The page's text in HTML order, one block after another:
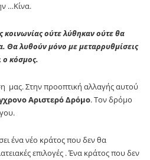
…Κίνα.
κοινωνίας ούτε λύθηκαν ούτε θα
Θα λυθούν μόνο με μεταρρυθμίσεις
ο κόσμος.
μας. Στην προοπτική αλλαγής αυτού
Αριστερό Δρόμο. Τον δρόμο
ένα νέο κράτος που δεν θα
επιλογές . Ένα κράτος που δεν